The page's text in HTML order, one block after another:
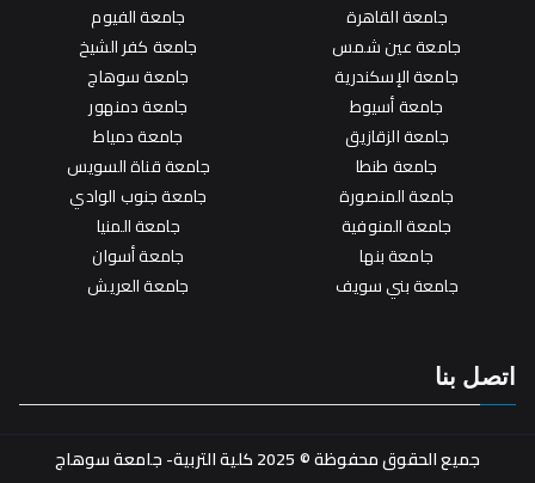
جامعة القاهرة
جامعة عين شمس
جامعة الإسكندرية
جامعة أسيوط
جامعة الزقازيق
جامعة طنطا
جامعة المنصورة
جامعة المنوفية
جامعة بنها
جامعة بني سويف
جامعة الفيوم
جامعة كفر الشيخ
جامعة سوهاج
جامعة دمنهور
جامعة دمياط
جامعة قناة السويس
جامعة جنوب الوادي
جامعة المنيا
جامعة أسوان
جامعة العريش
اتصل بنا
جميع الحقوق محفوظة © 2025 كلية التربية- جامعة سوهاج